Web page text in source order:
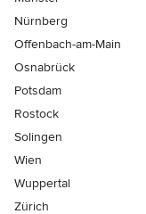
Nürnberg
Offenbach-am-Main
Osnabrück
Potsdam
Rostock
Solingen
Wien
Wuppertal
Zürich